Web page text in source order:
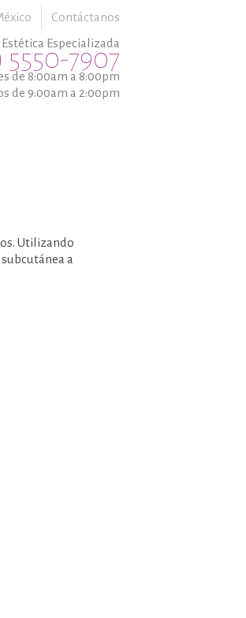
Contáctanos
Especializada
5550-7907
de 8:00am a 8:00pm
de 9:00am a 2:00pm
Utilizando
a